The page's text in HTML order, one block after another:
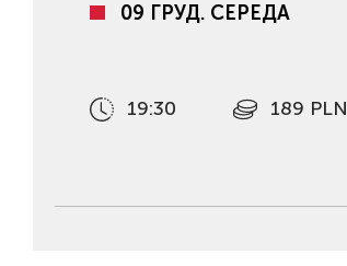
09 ГРУД. СЕРЕДА
19:30 189 PLN